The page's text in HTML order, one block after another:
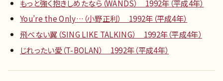
もっと強く抱きしめたなら（WANDS） 1992年（平成4年）
You’re the Only…（小野正利） 1992年（平成4年）
飛べない翼（SING LIKE TALKING） 1992年（平成4年）
じれったい愛（T-BOLAN） 1992年（平成4年）